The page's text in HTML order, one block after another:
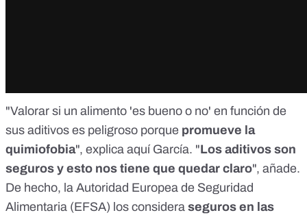
"Valorar si un alimento 'es bueno o no' en función de
sus aditivos es peligroso porque promueve la
quimiofobia", explica aquí García. "Los aditivos son
seguros y esto nos tiene que quedar claro", añade.
De hecho, la Autoridad Europea de Seguridad
Alimentaria (EFSA) los considera seguros en las